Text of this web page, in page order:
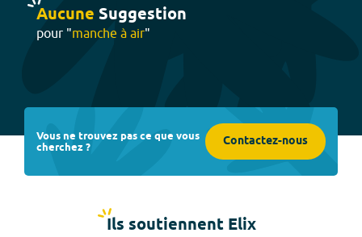
Aucune Suggestion
pour "manche à air"
Vous ne trouvez pas ce que vous
cherchez ? Contactez-nous
Ils soutiennent Elix